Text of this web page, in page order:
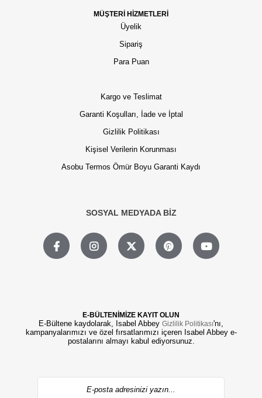
MÜŞTERİ HİZMETLERİ
Üyelik
Sipariş
Para Puan
Kargo ve Teslimat
Garanti Koşulları, İade ve İptal
Gizlilik Politikası
Kişisel Verilerin Korunması
Asobu Termos Ömür Boyu Garanti Kaydı
SOSYAL MEDYADA BİZ
E-BÜLTENİMİZE KAYIT OLUN
E-Bültene kaydolarak, Isabel Abbey Gizlilik Politikası'nı,
kampanyalarımızı ve özel fırsatlarımızı içeren Isabel Abbey e-
postalarını almayı kabul ediyorsunuz.